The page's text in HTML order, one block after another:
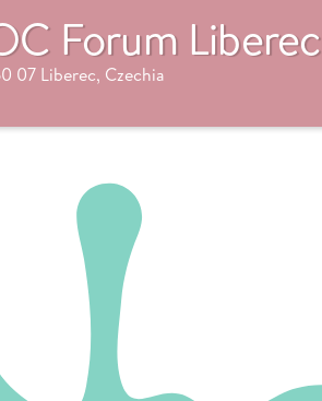
Forum Liberec
07 Liberec, Czechia